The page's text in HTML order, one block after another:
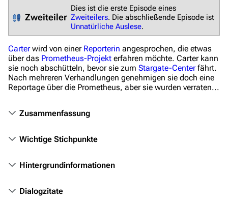
Stargate Origins
Stargate Infinity
Stargate-Romane
Filme
Das Stargate-Universum
Themenportal
Völker
Orte
Zweiteiler
Dies ist die erste Episode eines
Zweiteilers. Die abschließende Episode ist
Unnatürliche Auslese.
Carterwird von einer Reporterin angesprochen, die etwas
über das Prometheus-Projekt erfahren möchte. Carter kann
sie noch abschütteln, bevor sie zum Stargate-Centerfährt.
Nach mehreren Verhandlungen genehmigen sie doch eine
Reportage über die Prometheus, aber sie wurden verraten...
Zusammenfassung
Wichtige Stichpunkte
Hintergrundinformationen
Dialogzitate